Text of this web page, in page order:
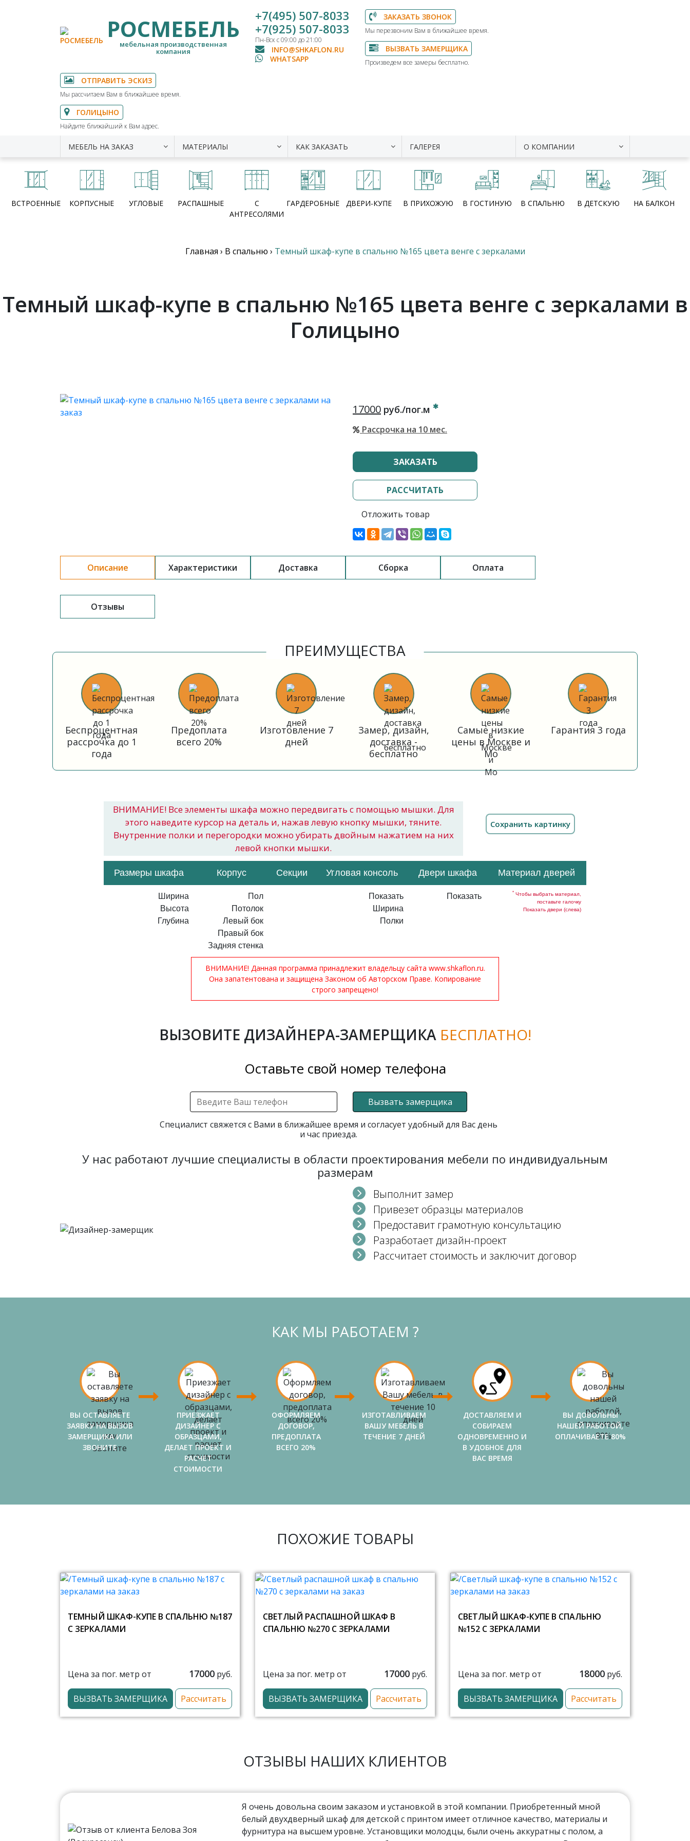
РОСМЕБЕЛЬ
мебельная производственная
компания
+7(495) 507-8033
+7(925) 507-8033
Пн-Вск с 09:00 до 21:00
INFO@SHKAFLON.RU
WHATSAPP
ЗАКАЗАТЬ ЗВОНОК
Мы перезвоним Вам в ближайшее время.
ВЫЗВАТЬ ЗАМЕРЩИКА
Произведем все замеры бесплатно.
ОТПРАВИТЬ ЭСКИЗ
Мы рассчитаем Вам в ближайшее время.
ГОЛИЦЫНО
Найдите ближайший к Вам адрес.
МЕБЕЛЬ НА ЗАКАЗ МАТЕРИАЛЫ КАК ЗАКАЗАТЬ ГАЛЕРЕЯ О КОМПАНИИ
ВСТРОЕННЫЕ КОРПУСНЫЕ УГЛОВЫЕ РАСПАШНЫЕ
С
АНТРЕСОЛЯМИ
ГАРДЕРОБНЫЕ ДВЕРИ-КУПЕ В ПРИХОЖУЮ В ГОСТИНУЮ В СПАЛЬНЮ В ДЕТСКУЮ НА БАЛКОН
Главная › В спальню › Темный шкаф-купе в спальню №165 цвета венге с зеркалами
Темный шкаф-купе в спальню №165 цвета венге с зеркалами в
Голицыно
17000 руб./пог.м
Рассрочка на 10 мес.
ЗАКАЗАТЬ
РАССЧИТАТЬ
Отложить товар
Описание Характеристики Доставка Сборка Оплата
Отзывы
ПРЕИМУЩЕСТВА
Беспроцентная
рассрочка до 1
года
Предоплата
всего 20%
Изготовление 7
дней
Замер, дизайн,
доставка -
бесплатно
Самые низкие
цены в Москве и
Мо
Гарантия 3 года
ВНИМАНИЕ! Все элементы шкафа можно передвигать с помощью мышки. Для
этого наведите курсор на деталь и, нажав левую кнопку мышки, тяните.
Внутренние полки и перегородки можно убирать двойным нажатием на них
левой кнопки мышки.
Размеры шкафа Корпус Секции Угловая консоль Двери шкафа Материал дверей
Ширина
Высота
Глубина
Пол
Потолок
Левый бок
Правый бок
Задняя стенка
Показать
Ширина
Полки
Показать * Чтобы выбрать материал,
поставьте галочку
Показать двери (слева)
ВНИМАНИЕ! Данная программа принадлежит владельцу сайта www.shkaflon.ru.
Она запатентована и защищена Законом об Авторском Праве. Копирование
строго запрещено!
ВЫЗОВИТЕ ДИЗАЙНЕРА-ЗАМЕРЩИКА БЕСПЛАТНО!
Оставьте свой номер телефона
Вызвать замерщика
Специалист свяжется с Вами в ближайшее время и согласует удобный для Вас день
и час приезда.
У нас работают лучшие специалисты в области проектирования мебели по индивидуальным
размерам
Выполнит замер
Привезет образцы материалов
Предоставит грамотную консультацию
Разработает дизайн-проект
Рассчитает стоимость и заключит договор
КАК МЫ РАБОТАЕМ ?
ВЫ ОСТАВЛЯЕТЕ
ЗАЯВКУ НА ВЫЗОВ
ЗАМЕРЩИКА ИЛИ
ЗВОНИТЕ
ПРИЕЗЖАЕТ
ДИЗАЙНЕР С
ОБРАЗЦАМИ,
ДЕЛАЕТ ПРОЕКТ И
РАСЧЕТ
СТОИМОСТИ
ОФОРМЛЯЕМ
ДОГОВОР,
ПРЕДОПЛАТА
ВСЕГО 20%
ИЗГОТАВЛИВАЕМ
ВАШУ МЕБЕЛЬ В
ТЕЧЕНИЕ 7 ДНЕЙ
ДОСТАВЛЯЕМ И
СОБИРАЕМ
ОДНОВРЕМЕННО И
В УДОБНОЕ ДЛЯ
ВАС ВРЕМЯ
ВЫ ДОВОЛЬНЫ
НАШЕЙ РАБОТОЙ,
ОПЛАЧИВАЕТЕ 80%
ПОХОЖИЕ ТОВАРЫ
ТЕМНЫЙ ШКАФ-КУПЕ В СПАЛЬНЮ №187
С ЗЕРКАЛАМИ
Цена за пог. метр от 17000 руб.
ВЫЗВАТЬ ЗАМЕРЩИКА Рассчитать
СВЕТЛЫЙ РАСПАШНОЙ ШКАФ В
СПАЛЬНЮ №270 С ЗЕРКАЛАМИ
Цена за пог. метр от 17000 руб.
ВЫЗВАТЬ ЗАМЕРЩИКА Рассчитать
СВЕТЛЫЙ ШКАФ-КУПЕ В СПАЛЬНЮ
№152 С ЗЕРКАЛАМИ
Цена за пог. метр от 18000 руб.
ВЫЗВАТЬ ЗАМЕРЩИКА Рассчитать
ОТЗЫВЫ НАШИХ КЛИЕНТОВ
Я очень довольна своим заказом и установкой в этой компании. Приобретенный мной
белый двухдверный шкаф для детской с принтом имеет отличное качество, материалы и
фурнитура на высшем уровне. Установщики молодцы, были очень аккуратны с полом, а